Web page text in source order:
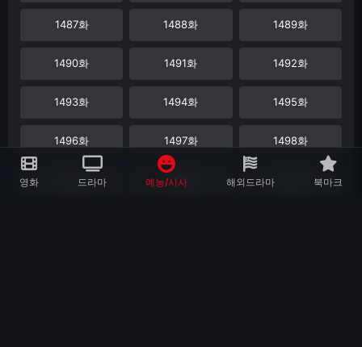
1487화 1488화 1489화
1490화 1491화 1492화
1493화 1494화 1495화
1496화 1497화 1498화
1499화 1500화 1501화
영화 드라마 예능/시사 해외드라마 북마크